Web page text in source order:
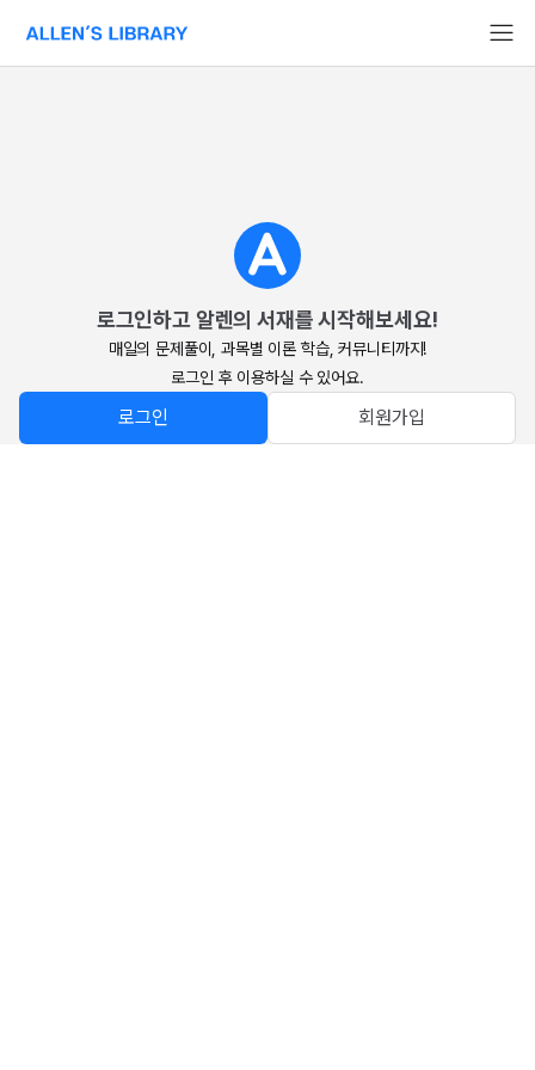
알렌의 서재 홈페이지로 이동
로그인하고 알렌의 서재를 시작해보세요!
매일의 문제풀이, 과목별 이론 학습, 커뮤니티까지!
로그인 후 이용하실 수 있어요.
로그인 회원가입